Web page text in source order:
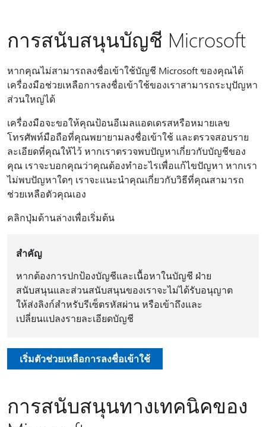
การสนับสนุนบัญชี Microsoft
หากคุณไม่สามารถลงชื่อเข้าใช้บัญชี Microsoft ของคุณได้
เครื่องมือช่วยเหลือการลงชื่อเข้าใช้ของเราสามารถระบุปัญหา
ส่วนใหญ่ได้
เครื่องมือจะขอให้คุณป้อนอีเมลแอดเดรสหรือหมายเลข
โทรศัพท์มือถือที่คุณพยายามลงชื่อเข้าใช้ และตรวจสอบราย
ละเอียดที่คุณให้ไว้ หากเราตรวจพบปัญหาเกี่ยวกับบัญชีของ
คุณ เราจะบอกคุณว่าคุณต้องทําอะไรเพื่อแก้ไขปัญหา หากเรา
ไม่พบปัญหาใดๆ เราจะแนะนําคุณเกี่ยวกับวิธีที่คุณสามารถ
ช่วยเหลือตัวคุณเอง
คลิกปุ่มด้านล่างเพื่อเริ่มต้น
สำคัญ
หากต้องการปกป้องบัญชีและเนื้อหาในบัญชี ฝ่าย
สนับสนุนและส่วนสนับสนุนของเราจะไม่ได้รับอนุญาต
ให้ส่งลิงก์สำหรับรีเซ็ตรหัสผ่าน หรือเข้าถึงและ
เปลี่ยนแปลงรายละเอียดบัญชี
เริ่มตัวช่วยเหลือการลงชื่อเข้าใช้
การสนับสนุนทางเทคนิคของ